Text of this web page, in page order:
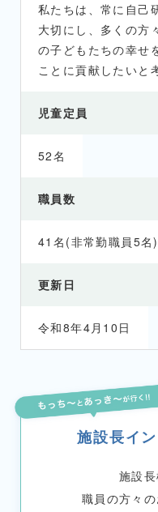
私たちは、常に自己
大切にし、多くの方
の子どもたちの幸せ
ことに貢献したいと
児童定員
52名
職員数
41名(非常勤職員5名)
更新日
令和8年4月10日
施設長イ
施設
職員の方々の